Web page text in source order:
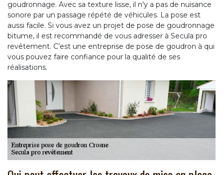
goudronnage. Avec sa texture lisse, il n’y a pas de nuisance
sonore par un passage répété de véhicules. La pose est
aussi facile. Si vous avez un projet de pose de goudronnage
bitume, il est recommandé de vous adresser à Secula pro
revêtement. C’est une entreprise de pose de goudron à qui
vous pouvez faire confiance pour la qualité de ses
réalisations.